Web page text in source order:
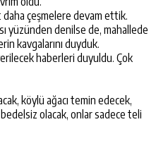
daha çeşmelere devam ettik.
yüzünden denilse de, mahallede
kavgalarını duyduk.
haberleri duyuldu. Çok
köylü ağacı temin edecek,
olacak, onlar sadece teli